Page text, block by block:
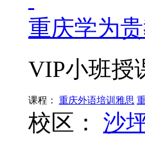
重庆学为
VIP小班授
课程： 重庆外语培训雅思
校区： 沙